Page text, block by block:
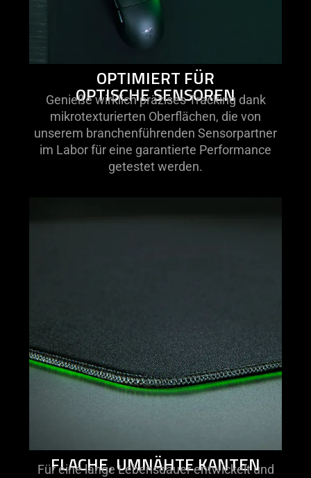
additional
information.
OPTIMIERT FÜR
OPTISCHE SENSOREN
Genieße wirklich präzises Tracking dank
mikrotexturierten Oberflächen, die von
unserem branchenführenden Sensorpartner
im Labor für eine garantierte Performance
getestet werden.
FLACHE, UMNÄHTE KANTEN
Für eine lange Lebensdauer entwickelt und